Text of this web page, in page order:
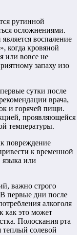
рутинной
осложнениями.
воспаление
когда кровяной
или вовсе не
запаху изо
сутки после
врача,
и горячей пищи.
проявляющейся
температуры.
повреждение
к временной
языка или
важно строго
В первые дни после
алкоголя
как это может
Полоскания рта
теплый солевой